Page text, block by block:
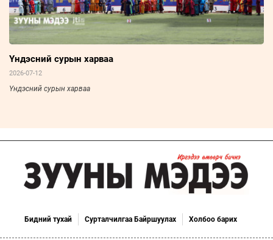
Үндэсний сурын харваа
2026-07-12
Үндэсний сурын харваа
Бидний тухай Сурталчилгаа Байршуулах Холбоо барих